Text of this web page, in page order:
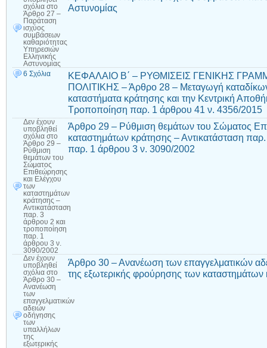
σχόλια στο
Άρθρο 27 –
Παράταση
ισχύος
συμβάσεων
καθαριότητας
Υπηρεσιών
Ελληνικής
Αστυνομίας
Αστυνομίας
6 Σχόλια
ΚΕΦΑΛΑΙΟ Β΄ – ΡΥΘΜΙΣΕΙΣ ΓΕΝΙΚΗΣ
ΠΟΛΙΤΙΚΗΣ – Άρθρο 28 – Μεταγωγή
καταστήματα κράτησης και την Κεντρική
Τροποποίηση παρ. 1 άρθρου 41 ν. 4356/2015
Δεν έχουν
υποβληθεί
σχόλια στο
Άρθρο 29 –
Ρύθμιση
θεμάτων του
Σώματος
Επιθεώρησης
και Ελέγχου
των
καταστημάτων
κράτησης –
Αντικατάσταση
παρ. 3
άρθρου 2 και
τροποποίηση
παρ. 1
άρθρου 3 ν.
3090/2002
Άρθρο 29 – Ρύθμιση θεμάτων του Σώματος
καταστημάτων κράτησης – Αντικατάσταση
παρ. 1 άρθρου 3 ν. 3090/2002
Δεν έχουν
υποβληθεί
σχόλια στο
Άρθρο 30 –
Ανανέωση
των
επαγγελματικών
αδειών
οδήγησης
των
υπαλλήλων
της
εξωτερικής
Άρθρο 30 – Ανανέωση των επαγγελματικών
της εξωτερικής φρούρησης των καταστημάτων